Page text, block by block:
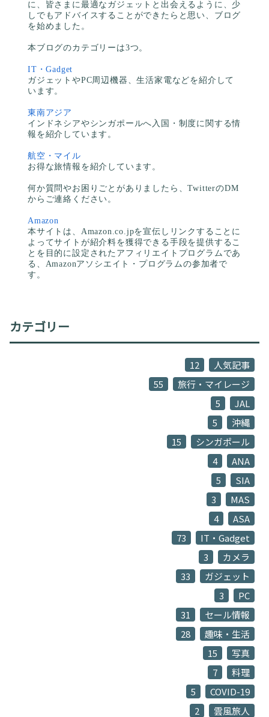
に、皆さまに最適なガジェットと出会えるように、少
しでもアドバイスすることができたらと思い、ブログ
を始めました。
本ブログのカテゴリーは3つ。
IT・Gadget
ガジェットやPC周辺機器、生活家電などを紹介して
います。
東南アジア
インドネシアやシンガポールへ入国・制度に関する情
報を紹介しています。
航空・マイル
お得な旅情報を紹介しています。
何か質問やお困りごとがありましたら、TwitterのDM
からご連絡ください。
Amazon
本サイトは、Amazon.co.jpを宣伝しリンクすることに
よってサイトが紹介料を獲得できる手段を提供するこ
とを目的に設定されたアフィリエイトプログラムであ
る、Amazonアソシエイト・プログラムの参加者で
す。
カテゴリー
人気記事
12
旅行・マイレージ
55
JAL
5
沖縄
5
シンガポール
15
ANA
4
SIA
5
MAS
3
ASA
4
IT・Gadget
73
カメラ
3
ガジェット
33
PC
3
セール情報
31
趣味・生活
28
写真
15
料理
7
COVID-19
5
雲風旅人
2